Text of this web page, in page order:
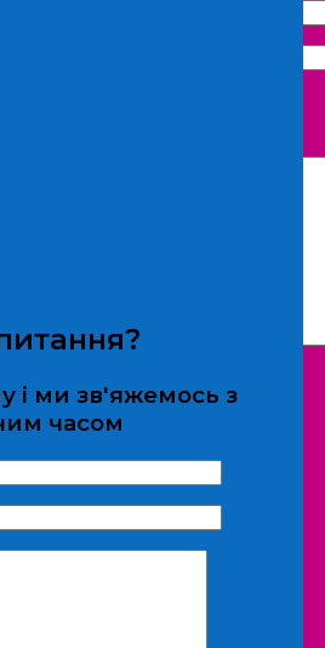
передаються третім особам
і ми зв'яжемось з
часом